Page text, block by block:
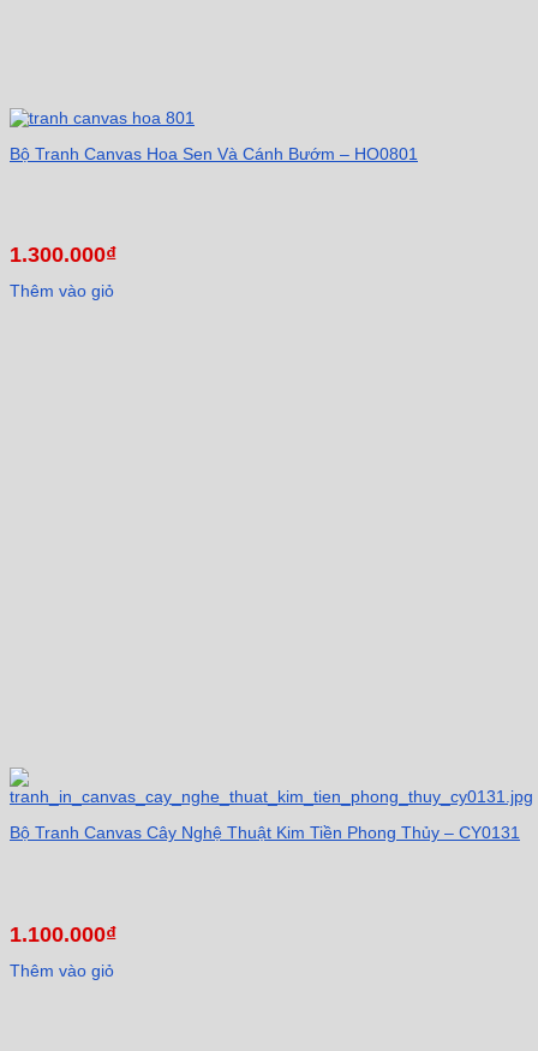
Bộ Tranh Canvas Hoa Sen Và Cánh Bướm – HO0801
1.300.000₫
Thêm vào giỏ
Bộ Tranh Canvas Cây Nghệ Thuật Kim Tiền Phong Thủy – CY0131
1.100.000₫
Thêm vào giỏ